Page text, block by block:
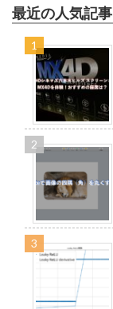
最近の人気記事